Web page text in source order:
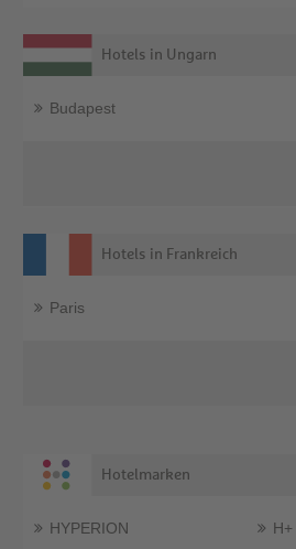
Hotels in Ungarn
Budapest
Hotels in Frankreich
Paris
Hotelmarken
HYPERION